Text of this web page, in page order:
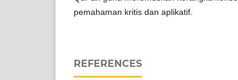
pemahaman kritis dan aplikatif.
REFERENCES